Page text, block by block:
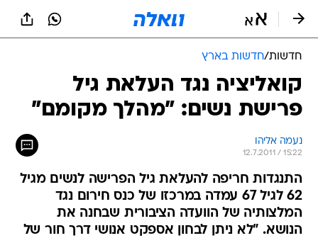
חדשות/חדשות בארץ
קואליציה נגד העלאת גיל
פרישת נשים: "מהלך מקומם"
נעמה אליהו
12.7.2011 / 15:22
התנגדות חריפה להעלאת גיל הפרישה לנשים מגיל
62 לגיל 67 עמדה במרכזו של כנס חירום נגד
המלצותיה של הוועדה הציבורית שבחנה את
הנושא. "לא ניתן לבחון אספקט אנושי דרך חור של